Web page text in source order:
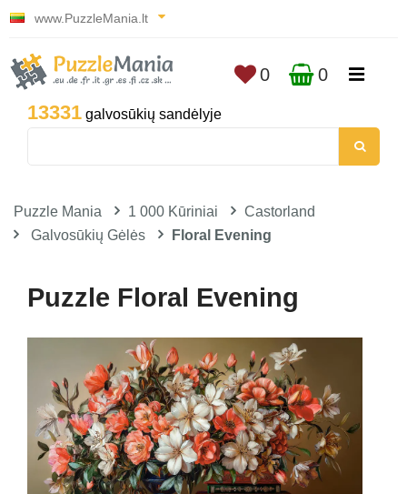
www.PuzzleMania.lt
13331 galvosūkių sandėlyje
0 0
Puzzle Mania 1 000 Kūriniai
Castorland
Galvosūkių Gėlės
Floral Evening
Puzzle Floral Evening